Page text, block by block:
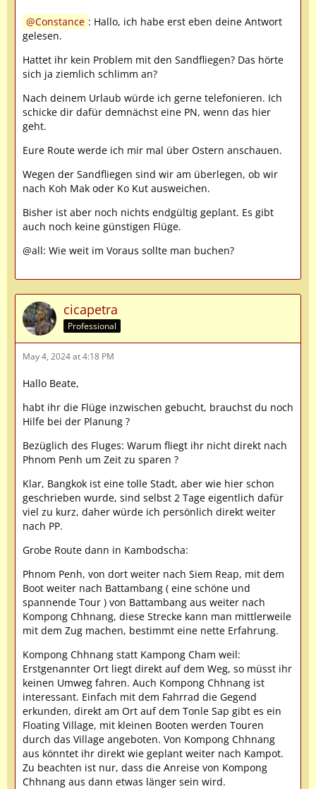
Constance : Hallo, ich habe erst eben deine Antwort
gelesen.
Hattet ihr kein Problem mit den Sandfliegen? Das hörte
sich ja ziemlich schlimm an?
Nach deinem Urlaub würde ich gerne telefonieren. Ich
schicke dir dafür demnächst eine PN, wenn das hier
geht.
Eure Route werde ich mir mal über Ostern anschauen.
Wegen der Sandfliegen sind wir am überlegen, ob wir
nach Koh Mak oder Ko Kut ausweichen.
Bisher ist aber noch nichts endgültig geplant. Es gibt
auch noch keine günstigen Flüge.
@all: Wie weit im Voraus sollte man buchen?
cicapetra
Professional
May 4, 2024 at 4:18 PM
Hallo Beate,
habt ihr die Flüge inzwischen gebucht, brauchst du noch
Hilfe bei der Planung ?
Bezüglich des Fluges: Warum fliegt ihr nicht direkt nach
Phnom Penh um Zeit zu sparen ?
Klar, Bangkok ist eine tolle Stadt, aber wie hier schon
geschrieben wurde, sind selbst 2 Tage eigentlich dafür
viel zu kurz, daher würde ich persönlich direkt weiter
nach PP.
Grobe Route dann in Kambodscha:
Phnom Penh, von dort weiter nach Siem Reap, mit dem
Boot weiter nach Battambang ( eine schöne und
spannende Tour ) von Battambang aus weiter nach
Kompong Chhnang, diese Strecke kann man mittlerweile
mit dem Zug machen, bestimmt eine nette Erfahrung.
Kompong Chhnang statt Kampong Cham weil:
Erstgenannter Ort liegt direkt auf dem Weg, so müsst ihr
keinen Umweg fahren. Auch Kompong Chhnang ist
interessant. Einfach mit dem Fahrrad die Gegend
erkunden, direkt am Ort auf dem Tonle Sap gibt es ein
Floating Village, mit kleinen Booten werden Touren
durch das Village angeboten. Von Kompong Chhnang
aus könntet ihr direkt wie geplant weiter nach Kampot.
Zu beachten ist nur, dass die Anreise von Kompong
Chhnang aus dann etwas länger sein wird.